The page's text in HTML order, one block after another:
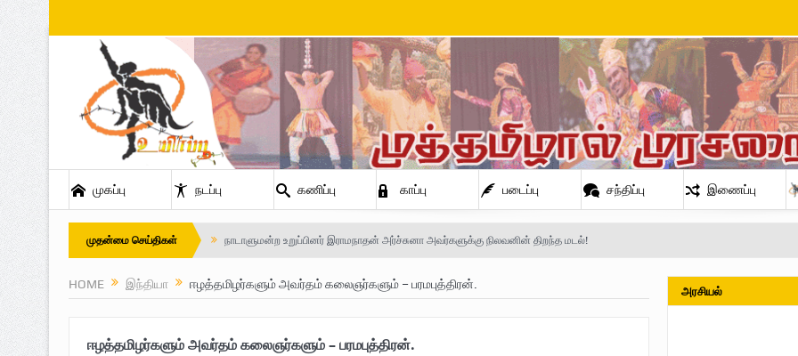
முகப்பு நடப்பு கணிப்பு காப்பு படைப்பு சந்திப்பு இணைப்பு
முதன்மை செய்திகள் நாடாளுமன்ற உறுப்பினர் இராமநாதன் அர்ச்சுனா அவர்களுக்கு நிலவனின் திறந்த மடல்!
பாதுகாப்பு வலயம் : படுகொலைக்களம் – நிலவன்
விடுதலைப் பெருமூச்சு : பிரிகேடியர் தீபன்
HOME இந்தியா ஈழத்தமிழர்களும் அவர்தம் கலைஞர்களும் – பரமபுத்திரன்.
ஈழத்தமிழர்களும் அவர்தம் கலைஞர்களும் – பரமபுத்திரன்.
அரசியல்